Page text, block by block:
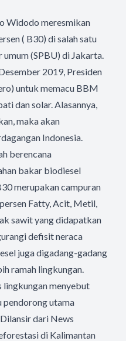
Widodo meresmikan
( B30) di salah satu
(SPBU) di Jakarta.
2019, Presiden
untuk memacu BBM
dan solar. Alasannya,
maka akan
Indonesia.
berencana
bakar biodiesel
merupakan campuran
Fatty, Acit, Metil,
sawit yang didapatkan
defisit neraca
juga digadang-gadang
ramah lingkungan.
lingkungan menyebut
pendorong utama
dari News
di Kalimantan